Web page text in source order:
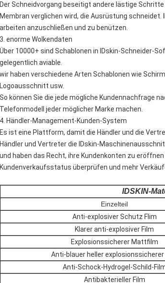
Der Schneidvorgang beseitigt andere lästige
Membran verglichen wird, die Ausrüstung
arbeiten anzuschließen und zu benützen.
3. enorme Wolkendaten
Über 10000+ sind Schablonen in IDskin-Schneider-
gelegentlich aviable.
wir haben verschiedene Arten Schablonen wie
Logoausschnitt usw.
So können Sie die jede mögliche Kundennachfrage
Telefonmodell jeder möglicher Marke machen.
4. Händler-Management-Kunden-System
Es ist eine Plattform, damit die Händler und die
Händler und Vertreter die IDskin-
und haben das Recht, ihre Kundenkonten zu
Kundenverkaufsstatus überprüfen und mehr
IDSKIN-
Einzelteil
Anti-explosiver Schutz Flim
Klarer anti-explosiver Film
Explosionssicherer Mattfilm
Anti-blauer heller explosionssicherer
Anti-Schock-Hydrogel-Schild-
Antibakterieller Film